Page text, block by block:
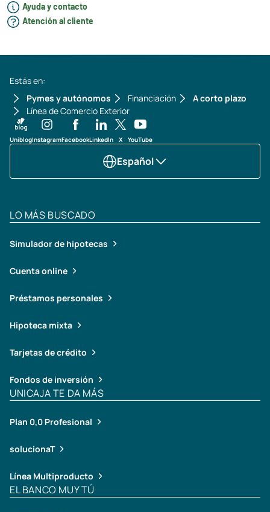
Ayuda y contacto
Atención al cliente
Estás en:
Pymes y autónomos
Financiación
A corto plazo
Línea de Comercio Exterior
UniblogInstagramFacebookLinkedIn X YouTube
Español
LO MÁS BUSCADO
Simulador de hipotecas
Cuenta online
Préstamos personales
Hipoteca mixta
Tarjetas de crédito
Fondos de inversión
UNICAJA TE DA MÁS
Plan 0,0 Profesional
solucionaT
Línea Multiproducto
EL BANCO MUY TÚ